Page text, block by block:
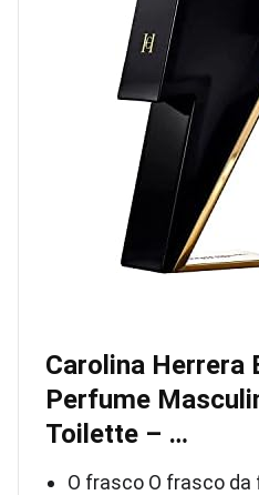
Carolina Herrera
Perfume
Toilette – …
O frasco O frasco da